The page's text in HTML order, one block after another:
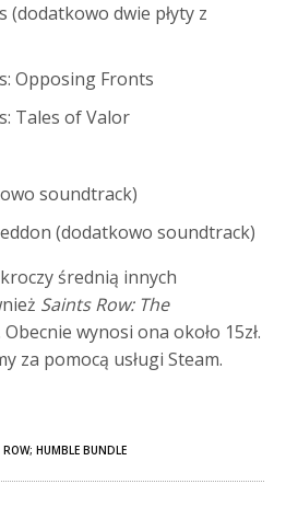
(dodatkowo dwie płyty z
Opposing Fronts
Tales of Valor
soundtrack)
(dodatkowo soundtrack)
średnią innych
Saints Row: The
wynosi ona około 15zł.
za pomocą usługi Steam.
HUMBLE BUNDLE